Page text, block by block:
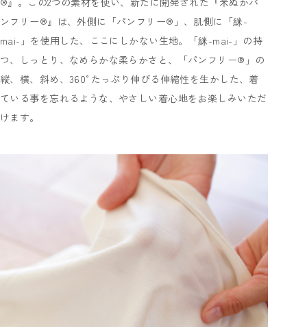
ンフリー®』は、外側に「パンフリー®」、肌側に「䋛-
mai-」を使用した、ここにしかない生地。「䋛-mai-」の持
つ、しっとり、なめらかな柔らかさと、「パンフリー®」の
縦、横、斜め、360°たっぷり伸びる伸縮性を生かした、着
ている事を忘れるような、やさしい着心地をお楽しみいただ
けます。